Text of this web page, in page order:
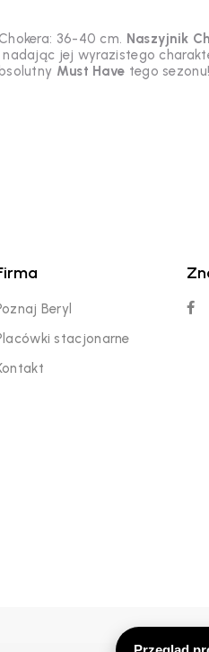
36-40 cm. Naszyjnik
nadając jej wyrazistego
Must Have tego sezonu!
Beryl
stacjonarne